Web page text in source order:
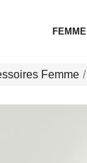
FEMME
Femme